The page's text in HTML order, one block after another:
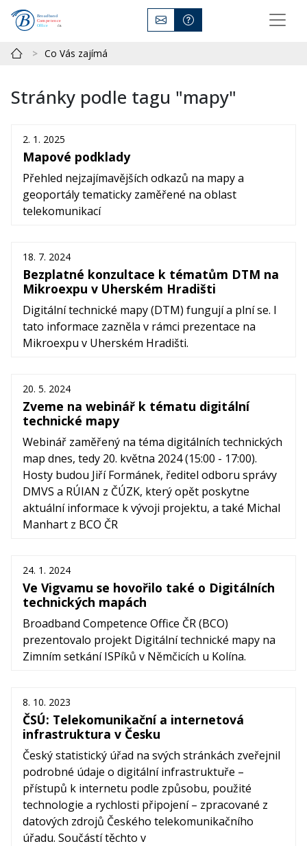
Co Vás zajímá
Stránky podle tagu "mapy"
2. 1. 2025
Mapové podklady
Přehled nejzajímavějších odkazů na mapy a
geoportály tematicky zaměřené na oblast
telekomunikací
18. 7. 2024
Bezplatné konzultace k tématům DTM na
Mikroexpu v Uherském Hradišti
Digitální technické mapy (DTM) fungují a plní se. I
tato informace zazněla v rámci prezentace na
Mikroexpu v Uherském Hradišti.
20. 5. 2024
Zveme na webinář k tématu digitální
technické mapy
Webinář zaměřený na téma digitálních technických
map dnes, tedy 20. května 2024 (15:00 - 17:00).
Hosty budou Jiří Formánek, ředitel odboru správy
DMVS a RÚIAN z ČÚZK, který opět poskytne
aktuální informace k vývoji projektu, a také Michal
Manhart z BCO ČR
24. 1. 2024
Ve Vigvamu se hovořilo také o Digitálních
technických mapách
Broadband Competence Office ČR (BCO)
prezentovalo projekt Digitální technické mapy na
Zimním setkání ISPíků v Němčicích u Kolína.
8. 10. 2023
ČSÚ: Telekomunikační a internetová
infrastruktura v Česku
Český statistický úřad na svých stránkách zveřejnil
podrobné údaje o digitální infrastruktuře –
přístupů k internetu podle způsobu, použité
technologie a rychlosti připojení – zpracované z
datových zdrojů Českého telekomunikačního
úřadu. Součástí těchto v